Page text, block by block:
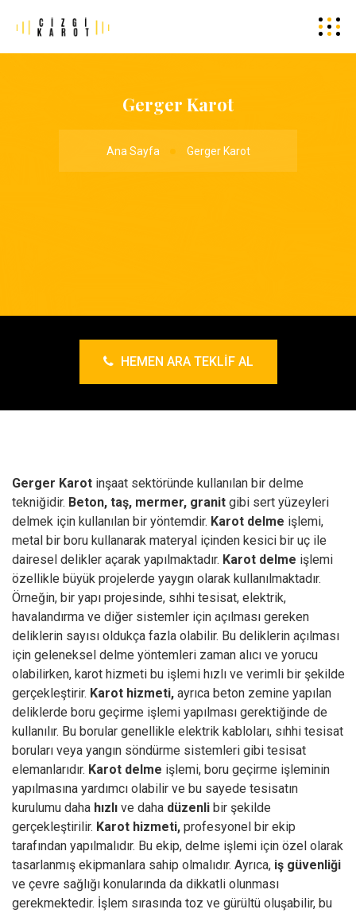
Gerger Karot
Ana Sayfa Gerger Karot
HEMEN ARA TEKLIF AL
Gerger Karot inşaat sektöründe kullanılan bir delme
tekniğidir. Beton, taş, mermer, granit gibi sert yüzeyleri
delmek için kullanılan bir yöntemdir. Karot delme işlemi,
metal bir boru kullanarak materyal içinden kesici bir uç ile
dairesel delikler açarak yapılmaktadır. Karot delme işlemi
özellikle büyük projelerde yaygın olarak kullanılmaktadır.
Örneğin, bir yapı projesinde, sıhhi tesisat, elektrik,
havalandırma ve diğer sistemler için açılması gereken
deliklerin sayısı oldukça fazla olabilir. Bu deliklerin açılması
için geleneksel delme yöntemleri zaman alıcı ve yorucu
olabilirken, karot hizmeti bu işlemi hızlı ve verimli bir şekilde
gerçekleştirir. Karot hizmeti, ayrıca beton zemine yapılan
deliklerde boru geçirme işlemi yapılması gerektiğinde de
kullanılır. Bu borular genellikle elektrik kabloları, sıhhi tesisat
boruları veya yangın söndürme sistemleri gibi tesisat
elemanlarıdır. Karot delme işlemi, boru geçirme işleminin
yapılmasına yardımcı olabilir ve bu sayede tesisatın
kurulumu daha hızlı ve daha düzenli bir şekilde
gerçekleştirilir. Karot hizmeti, profesyonel bir ekip
tarafından yapılmalıdır. Bu ekip, delme işlemi için özel olarak
tasarlanmış ekipmanlara sahip olmalıdır. Ayrıca, iş güvenliği
ve çevre sağlığı konularında da dikkatli olunması
gerekmektedir. İşlem sırasında toz ve gürültü oluşabilir, bu